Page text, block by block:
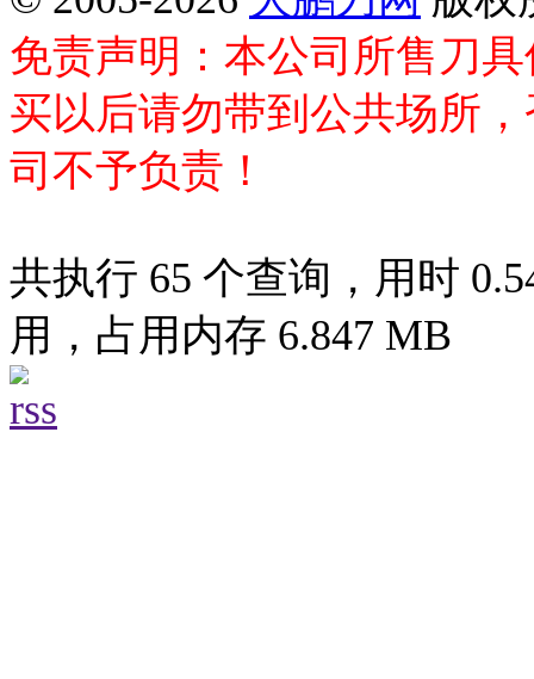
免责声明：本公司所售刀
买以后请勿带到公共场所
司不予负责！
共执行 65 个查询，用时
用，占用内存 6.847 MB